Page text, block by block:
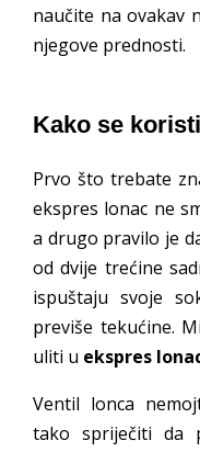
naučite na ovakav
njegove prednosti.
Kako se
Prvo što trebate
ekspres lonac ne
a drugo pravilo je
od dvije trećine
ispuštaju svoje
previše tekućine.
uliti u ekspres
Ventil lonca
tako spriječiti da